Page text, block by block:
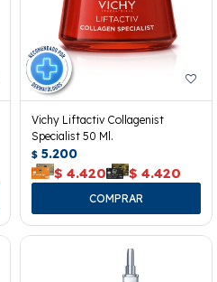
Vichy Liftactiv Collagenist
Specialist 50 Ml.
$ 5.200
$ 4.420 $ 4.420